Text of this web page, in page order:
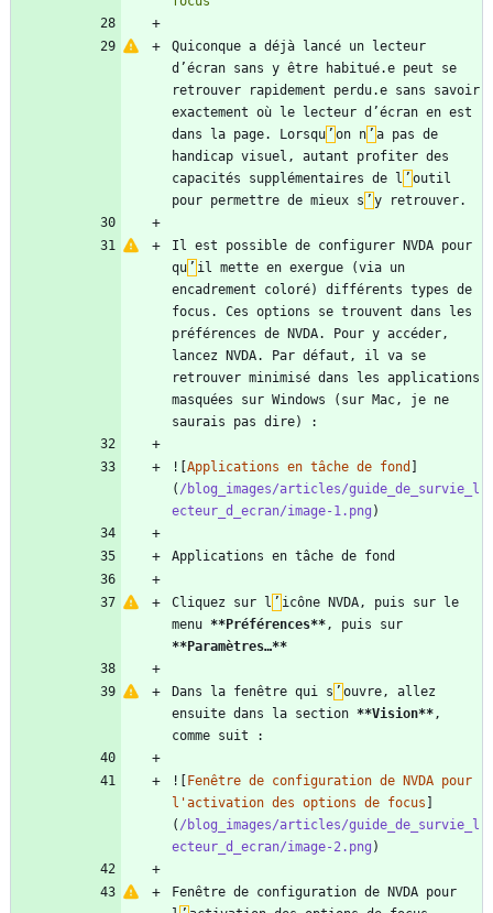
Quiconque a déjà lancé un lecteur
d’écran sans y être habitué.e peut se
retrouver rapidement perdu.e sans savoir
exactement où le lecteur d’écran en est
dans la page. Lorsqu ’ on n ’ a pas de
handicap visuel, autant profiter des
capacités supplémentaires de l ’ outil
pour permettre de mieux s ’
Il est possible de configurer NVDA pour
qu ’ il mette en exergue (via un
encadrement coloré) différents types de
focus. Ces options se trouvent dans les
préférences de NVDA. Pour y accéder,
lancez NVDA. Par défaut, il va se
retrouver minimisé dans les applications
masquées sur Windows (sur Mac, je ne
![ Applications en tâche de fond
( /blog_images/articles/guide_de_survie_l
ecteur_d_ecran/image-1.png
Cliquez sur l ’ icône NVDA, puis sur le
menu **Préférences**
**Paramètres…**
Dans la fenêtre qui s ’ ouvre, allez
ensuite dans la section **Vision**,
![
Fenêtre de configuration de NVDA pour
l'activation des options de focus
( /blog_images/articles/guide_de_survie_l
ecteur_d_ecran/image-2.png
Fenêtre de configuration de NVDA pour